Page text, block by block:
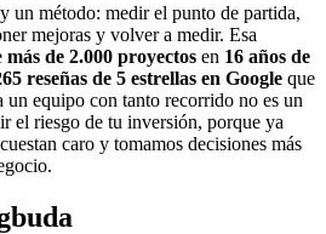
un método: medir el punto de partida,
mejoras y volver a medir. Esa
más de 2.000 proyectos en 16 años de
reseñas de 5 estrellas en Google que
un equipo con tanto recorrido no es un
el riesgo de tu inversión, porque ya
caro y tomamos decisiones más